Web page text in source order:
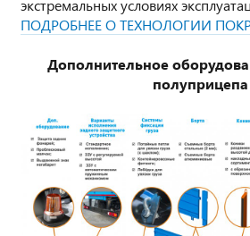
экстремальных условиях
ПОДРОБНЕЕ О ТЕХНОЛОГИИ
Дополнительное
полуприцепа